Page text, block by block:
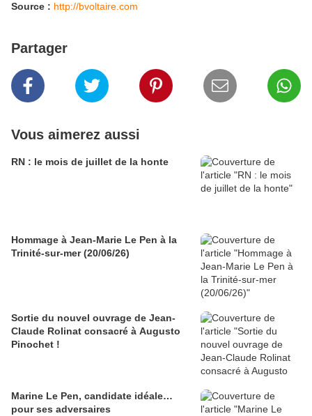
Source : http://bvoltaire.com
Partager
Vous aimerez aussi
RN : le mois de juillet de la honte
Hommage à Jean-Marie Le Pen à la
Trinité-sur-mer (20/06/26)
Sortie du nouvel ouvrage de Jean-
Claude Rolinat consacré à Augusto
Pinochet !
Marine Le Pen, candidate idéale…
pour ses adversaires